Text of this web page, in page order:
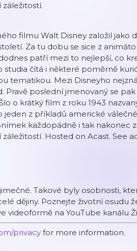
filmu Walt Disney založil jako
Za tu dobu se sice z
patří mezi to nejlepší, co
čítá i některé poměrně
tematikou. Mezi Disneyho
Pravě poslední jmenovaný se
o krátký film z roku 1943
jeden z příkladů americké
každopádně i tak nakonec
Hosted on Acast. See
Takové byly osobnosti,
dějiny. Poznejte životní osudu
videoformě na YouTube kanálu
privacy for more information.